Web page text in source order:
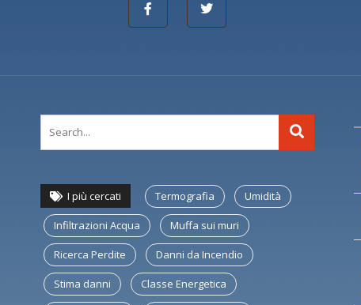
I più cercati Termografia Umidità
Infiltrazioni Acqua Muffa sui muri
Ricerca Perdite Danni da Incendio
Stima danni Classe Energetica